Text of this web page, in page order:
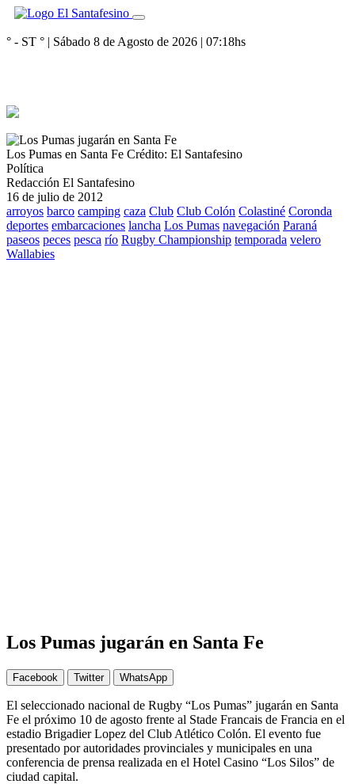
° - ST ° | Sábado 8 de Agosto de 2026 | 07:18hs
Los Pumas en Santa Fe Crédito: El Santafesino
Política
Redacción El Santafesino
16 de julio de 2012
arroyos barco camping caza Club Club Colón Colastiné Coronda
deportes embarcaciones lancha Los Pumas navegación Paraná
paseos peces pesca río Rugby Championship temporada velero
Wallabies
Los Pumas jugarán en Santa Fe
Facebook Twitter WhatsApp
El seleccionado nacional de Rugby “Los Pumas” jugarán en Santa
Fe el próximo 10 de agosto frente al Stade Francais de Francia en el
estadio Brigadier Lopez del Club Atlético Colón. El evento fue
presentado por autoridades provinciales y municipales en una
conferencia de prensa realizada en el Hotel Casino “Los Silos” de
ciudad capital.